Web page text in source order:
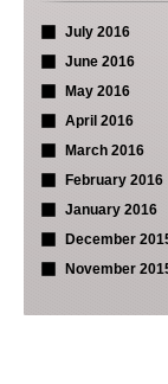
July 2016
June 2016
May 2016
April 2016
March 2016
February 2016
January 2016
December
November